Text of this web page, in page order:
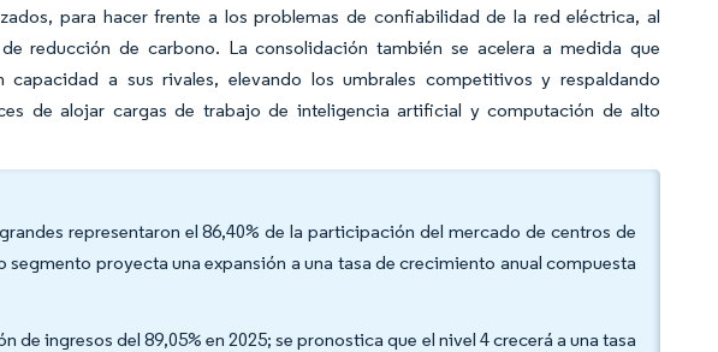
para hacer frente a los problemas de confiabilidad de la red eléctrica, al
reducción de carbono. La consolidación también se acelera a medida que
capacidad a sus rivales, elevando los umbrales competitivos y respaldando
de alojar cargas de trabajo de inteligencia artificial y computación de alto
representaron el 86,40% de la participación del mercado de centros de
proyecta una expansión a una tasa de crecimiento anual compuesta
ingresos del 89,05% en 2025; se pronostica que el nivel 4 crecerá a una tasa